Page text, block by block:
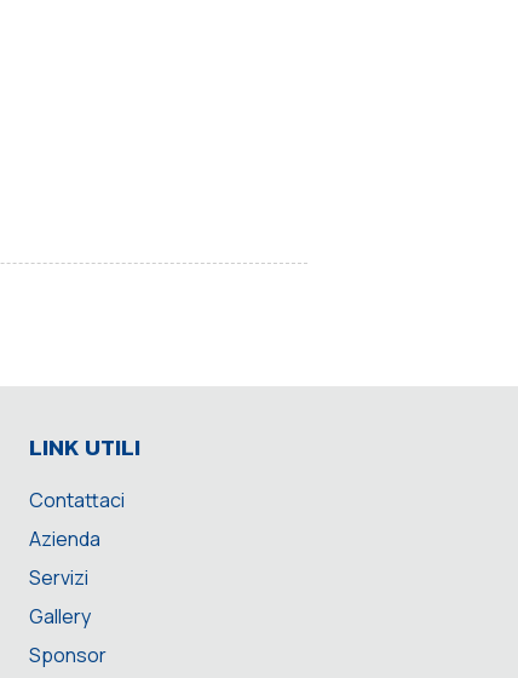
LINK UTILI
Contattaci
Azienda
Servizi
Gallery
Sponsor